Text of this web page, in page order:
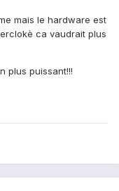
mais le hardware est
ca vaudrait plus
plus puissant!!!